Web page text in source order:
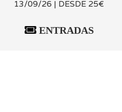
13/09/26 | DESDE 25€
ENTRADAS